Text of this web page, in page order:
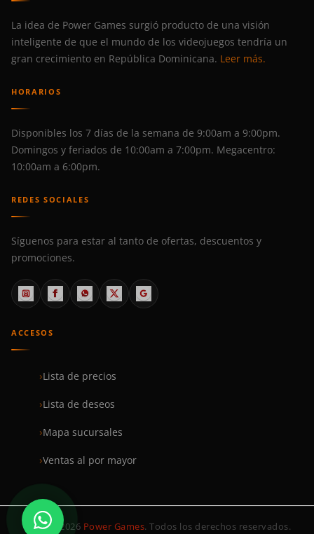
La idea de Power Games surgió producto de una visión
inteligente de que el mundo de los videojuegos tendría un
gran crecimiento en República Dominicana. Leer más.
HORARIOS
Disponibles los 7 días de la semana de 9:00am a 9:00pm.
Domingos y feriados de 10:00am a 7:00pm. Megacentro:
10:00am a 6:00pm.
REDES SOCIALES
Síguenos para estar al tanto de ofertas, descuentos y
promociones.
ACCESOS
Lista de precios
Lista de deseos
Mapa sucursales
Ventas al por mayor
© 1999–2026 Power Games. Todos los derechos reservados.